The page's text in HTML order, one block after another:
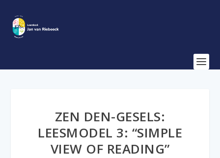
ZEN DEN-GESELS:
LEESMODEL 3: “SIMPLE
VIEW OF READING”